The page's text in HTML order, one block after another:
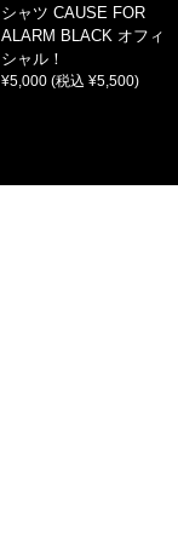
シャツ CAUSE FOR
ALARM BLACK オフィ
シャル！
¥5,000 (税込 ¥5,500)